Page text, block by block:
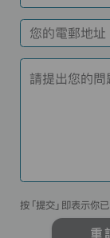
您的電郵地址
請提出您的問
按「提交」即表示你
重